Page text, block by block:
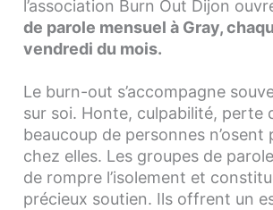
l’association Burn Out Dijon
de parole mensuel à Gray,
vendredi du mois.
Le burn-out s’accompagne
sur soi. Honte, culpabilité, perte
beaucoup de personnes n’osent
chez elles. Les groupes de
de rompre l’isolement et
précieux soutien. Ils offrent un